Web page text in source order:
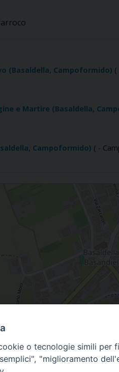
(Basaldella, Campoformido) (
e Martire (Basaldella,
Campoformido) ( -
o tecnologie simili per
"miglioramento